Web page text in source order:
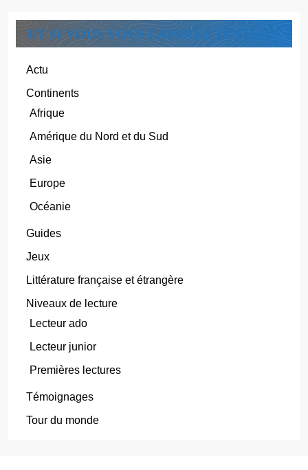
ET SI VOUS VOUS LAISSIEZ TENTER ?
Actu
Continents
Afrique
Amérique du Nord et du Sud
Asie
Europe
Océanie
Guides
Jeux
Littérature française et étrangère
Niveaux de lecture
Lecteur ado
Lecteur junior
Premières lectures
Témoignages
Tour du monde